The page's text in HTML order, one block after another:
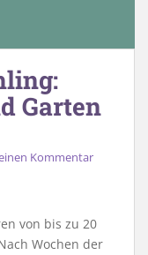
Garten
Kommentar
von bis zu 20
Wochen der